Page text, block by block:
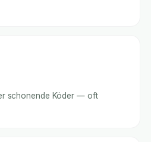
schonende Köder — oft